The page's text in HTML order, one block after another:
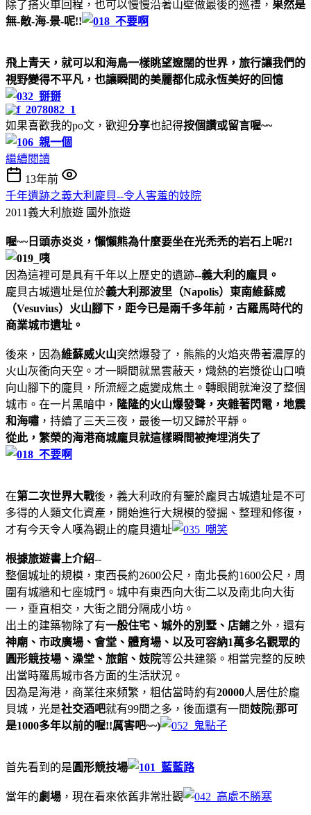
除了搭火車回程，也可以慢慢沿著山壁做最後的巡禮， 果然是
無-敵-海-景-呢!!
飛上青天，就可以和海鳥一樣眺望遼闊的世界，旅行讓我們的
視野變得不平凡，也讓瞬間的美麗都化成永恆美好的回憶
如果喜歡我的po文，歡迎分享也記得按個讚或留言喔~~
繼續閱讀
13年前
千年遺跡之義大利龐貝--令人害羞的妓院
2011義大利旅遊 國外旅遊
喔~~日頭赤炎炎，懶懶熊為什麼要坐在光禿禿的岩石上呢?!
因為這裡可是具有千年以上歷史的遺跡--義大利的龐貝。
龐貝古城遺址是位於義大利那波里（Napolis）東南維蘇威
（Vesuvius）火山腳下，距今已是兩千多年前，古羅馬時代的
商業城市遺址。
後來，因為維蘇威火山突然爆發了，熊熊的火焰夾帶著濃厚的
火山灰衝向天空。才一瞬間就黑雲蔽天，熾熱的岩漿從山口噴
向山腳下的龐貝，所流經之處變成焦土。轉眼間就淹沒了整個
城市。在一片黑暗中， 隆隆的火山爆發聲，夾雜著閃電，地震
和海嘯 ，持續了三天三夜，最後一切又歸於平靜。
從此，繁榮的海港商城龐貝就這樣瞬間被掩埋消失了
在第二次世界大戰後，義大利政府有鑒於龐貝古城遺址是不可
多得的人類文化資產，開始進行大規模的發掘、整理和修復，
才有今天令人嘆為觀止的龐貝遺址
根據旅遊書上介紹--
整個城址的規模，東西長約2600公尺，南北長約1600公尺，周
圍有城牆和七座城門。城中有東西向大街二以及南北向大街
一，垂直相交，大街之間分隔成小坊。
出土的建築物除了有一般住宅、城外的別墅、店鋪之外，還有
神廟、市政廣場、會堂、體育場、以及可容納1萬多名觀眾的
圓形競技場、澡堂、旅館、妓院等公共建築。相當完整的反映
出當時羅馬城市各方面的生活狀況。
因為是海港，商業往來頻繁，粗估當時約有20000人居住於龐
貝城，光是社交酒吧就有99間之多，後面還有一間妓院(那可
是1000多年以前的喔!!厲害吧~~)
首先看到的是 圓形競技場
當年的劇場 ，現在看來依舊非常壯觀